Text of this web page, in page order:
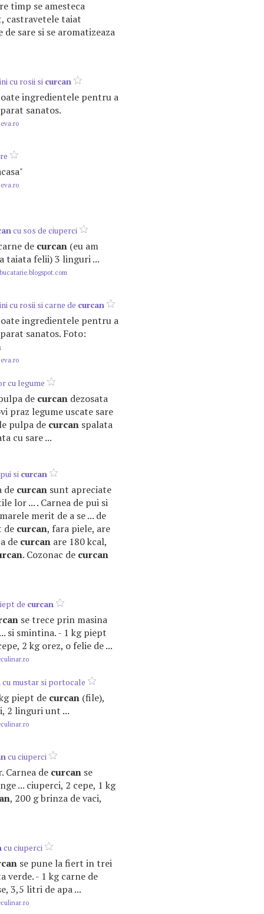
timp se amesteca
castravetele taiat
sare si se aromatizeaza
cu rosii si curcan
ingredientele pentru a
sanatos.
cu sos de ciuperci
de curcan (eu am
taiata felii) 3 linguri ...
cu rosii si carne de curcan
ingredientele pentru a
sanatos. Foto:
cu legume
de curcan dezosata
praz legume uscate sare
pulpa de curcan spalata
cu sare ...
si curcan
de curcan sunt apreciate
lor ... . Carnea de pui si
merit de a se ... de
de curcan, fara piele, are
de curcan are 180 kcal,
. Cozonac de curcan
de curcan
se trece prin masina
si smintina. - 1 kg piept
2 kg orez, o felie de ...
cu mustar si portocale
piept de curcan (file),
2 linguri unt ...
cu ciuperci
Carnea de curcan se
... ciuperci, 2 cepe, 1 kg
, 200 g brinza de vaci,
cu ciuperci
se pune la fiert in trei
verde. - 1 kg carne de
3,5 litri de apa ...